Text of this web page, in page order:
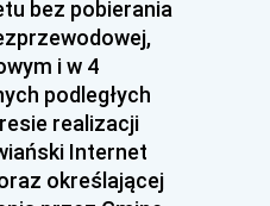
137
136
134-135
133
132
bez pobierania
i w 4
podległych
realizacji
Internet
określającej